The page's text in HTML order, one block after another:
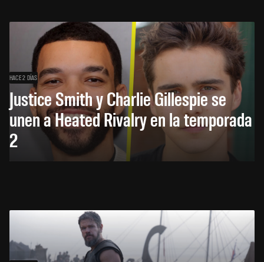
HACE 2 DÍAS
Justice Smith y Charlie Gillespie se
unen a Heated Rivalry en la temporada
2